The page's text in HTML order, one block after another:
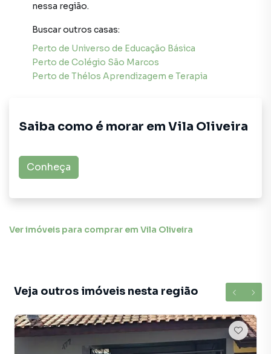
nessa região.
Buscar outros casas:
Perto de Universo de Educação Básica
Perto de Colégio São Marcos
Perto de Thélos Aprendizagem e Terapia
Saiba como é morar em Vila Oliveira
Conheça
Ver imóveis para comprar em Vila Oliveira
Veja outros imóveis nesta região